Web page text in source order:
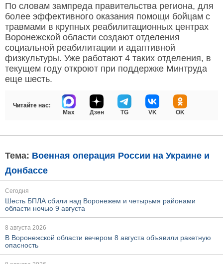
По словам зампреда правительства региона, для
более эффективного оказания помощи бойцам с
травмами в крупных реабилитационных центрах
Воронежской области создают отделения
социальной реабилитации и адаптивной
физкультуры. Уже работают 4 таких отделения, в
текущем году откроют при поддержке Минтруда
еще шесть.
Читайте нас:
Max
Дзен TG VK OK
Тема: Военная операция России на Украине и
Донбассе
Сегодня
Шесть БПЛА сбили над Воронежем и четырьмя районами
области ночью 9 августа
8 августа 2026
В Воронежской области вечером 8 августа объявили ракетную
опасность